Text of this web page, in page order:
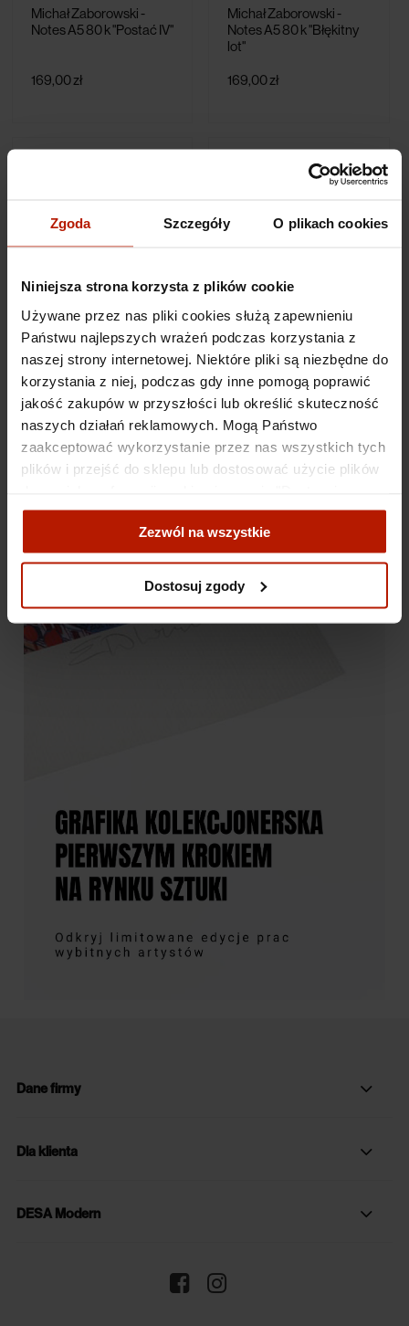
Zgoda Szczegóły O plikach cookies
Niniejsza strona korzysta z plików cookie
Używane przez nas pliki cookies służą zapewnieniu
Państwu najlepszych wrażeń podczas korzystania z
naszej strony internetowej. Niektóre pliki są niezbędne do
korzystania z niej, podczas gdy inne pomogą poprawić
jakość zakupów w przyszłości lub określić skuteczność
naszych działań reklamowych. Mogą Państwo
zaakceptować wykorzystanie przez nas wszystkich tych
plików i przejść do sklepu lub dostosować użycie plików
zgody".
Więcej o plikach cookies przeczytasz w naszej Polityce
Zezwól na wszystkie
Dostosuj zgody
Michał Zaborowski -
Notes A5 80 k "Postać IV"
169,00 zł
Michał Zaborowski -
Notes A5 80 k "Błękitny
lot"
169,00 zł
Michał Zaborowski -
Notes A5 192 k "Widok na
Warszawę"
199,00 zł
Michał Zaborowski -
Notes A5 192 k "Postać
IV"
199,00 zł
Dane firmy
Dla klienta
DESA Modern